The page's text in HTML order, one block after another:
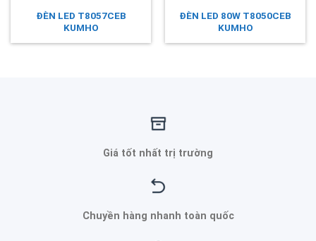
ĐÈN LED T8057CEB
KUMHO
ĐÈN LED 80W T8050CEB
KUMHO
Giá tốt nhất trị trường
Chuyền hàng nhanh toàn quốc